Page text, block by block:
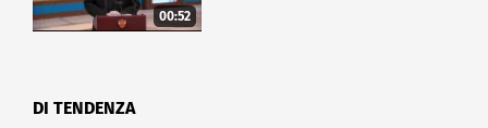
00:52
DI TENDENZA